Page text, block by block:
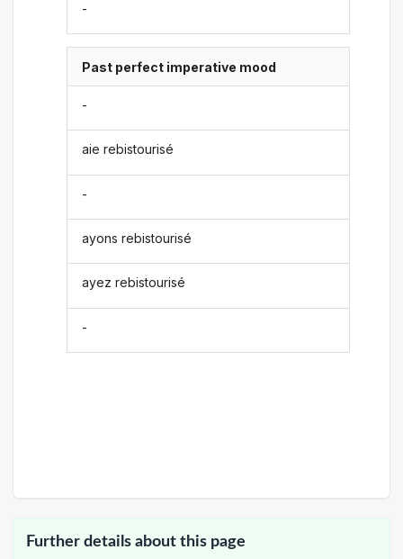
-
Past perfect imperative mood
-
aie rebistourisé
-
ayons rebistourisé
ayez rebistourisé
-
Further details about this page